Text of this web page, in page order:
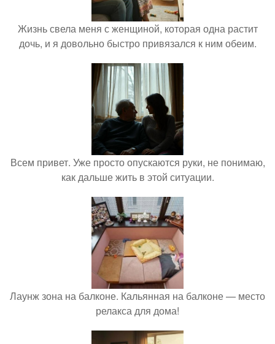
Жизнь свела меня с женщиной, которая одна растит
дочь, и я довольно быстро привязался к ним обеим.
Всем привет. Уже просто опускаются руки, не понимаю,
как дальше жить в этой ситуации.
Лаунж зона на балконе. Кальянная на балконе — место
релакса для дома!